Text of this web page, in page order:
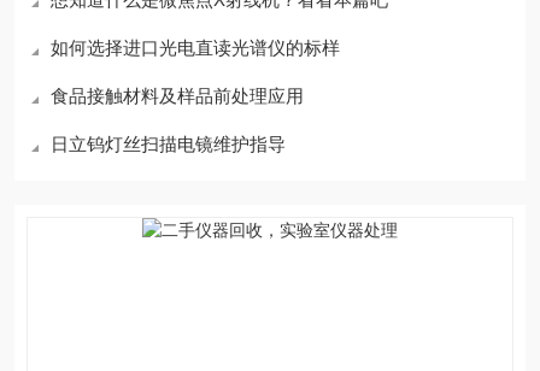
如何选择进口光电直读光谱仪的标样
食品接触材料及样品前处理应用
日立钨灯丝扫描电镜维护指导